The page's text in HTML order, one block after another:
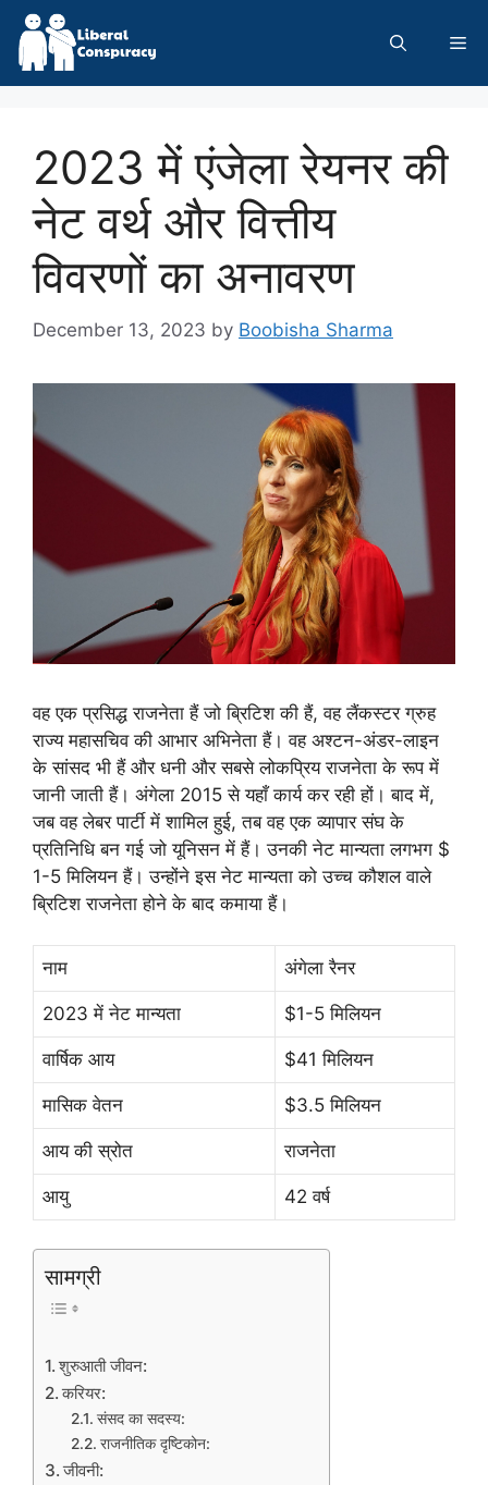
Skip
content
2023 में एंजेला रेयनर की
नेट वर्थ और वित्तीय
विवरणों का अनावरण
December 13, 2023 by Boobisha Sharma
वह एक प्रसिद्ध राजनेता हैं जो ब्रिटिश की हैं, वह लैंकस्टर ग्रुह
राज्य महासचिव की आभार अभिनेता हैं। वह अश्टन-अंडर-लाइन
के सांसद भी हैं और धनी और सबसे लोकप्रिय राजनेता के रूप में
जानी जाती हैं। अंगेला 2015 से यहाँ कार्य कर रही हों। बाद में,
जब वह लेबर पार्टी में शामिल हुई, तब वह एक व्यापार संघ के
प्रतिनिधि बन गई जो यूनिसन में हैं। उनकी नेट मान्यता लगभग $
1-5 मिलियन हैं। उन्होंने इस नेट मान्यता को उच्च कौशल वाले
ब्रिटिश राजनेता होने के बाद कमाया हैं।
नाम अंगेला रैनर
2023 में नेट मान्यता $1-5 मिलियन
वार्षिक आय $41 मिलियन
मासिक वेतन $3.5 मिलियन
आय की स्रोत राजनेता
आयु 42 वर्ष
सामग्री
शुरुआती जीवन:
करियर:
संसद का सदस्य:
राजनीतिक दृष्टिकोन:
जीवनी: